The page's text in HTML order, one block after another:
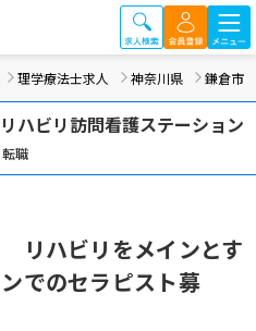
理学療法士求人 神奈川県 鎌倉市
ハビリ訪問看護ステーション
職
リハビリをメインとす
でのセラピスト募